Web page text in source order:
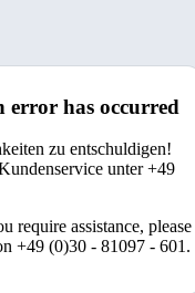
error has occurred
zu entschuldigen!
unter +49
require assistance, please
+49 (0)30 - 81097 - 601.